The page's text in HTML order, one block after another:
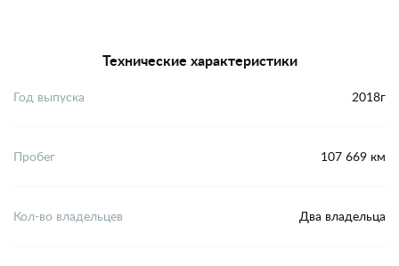
Технические характеристики
Год выпуска 2018г
Пробег 107 669 км
Кол-во владельцев Два владельца